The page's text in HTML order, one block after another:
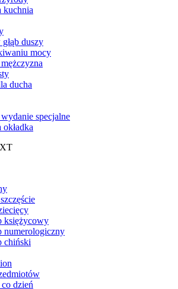
kuchnia
duszy
mocy
ducha
specjalne
księżycowy
numerologiczny
chiński
dzień